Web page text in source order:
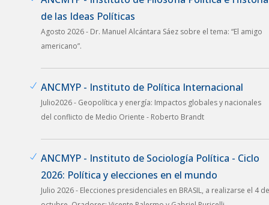
de las Ideas Políticas
Agosto 2026 - Dr. Manuel Alcántara Sáez sobre el tema: “El amigo
americano”.
ANCMYP - Instituto de Política Internacional
Julio2026 - Geopolítica y energía: Impactos globales y nacionales
del conflicto de Medio Oriente - Roberto Brandt
ANCMYP - Instituto de Sociología Política - Ciclo
2026: Política y elecciones en el mundo
Julio 2026 - Elecciones presidenciales en BRASIL, a realizarse el 4 de